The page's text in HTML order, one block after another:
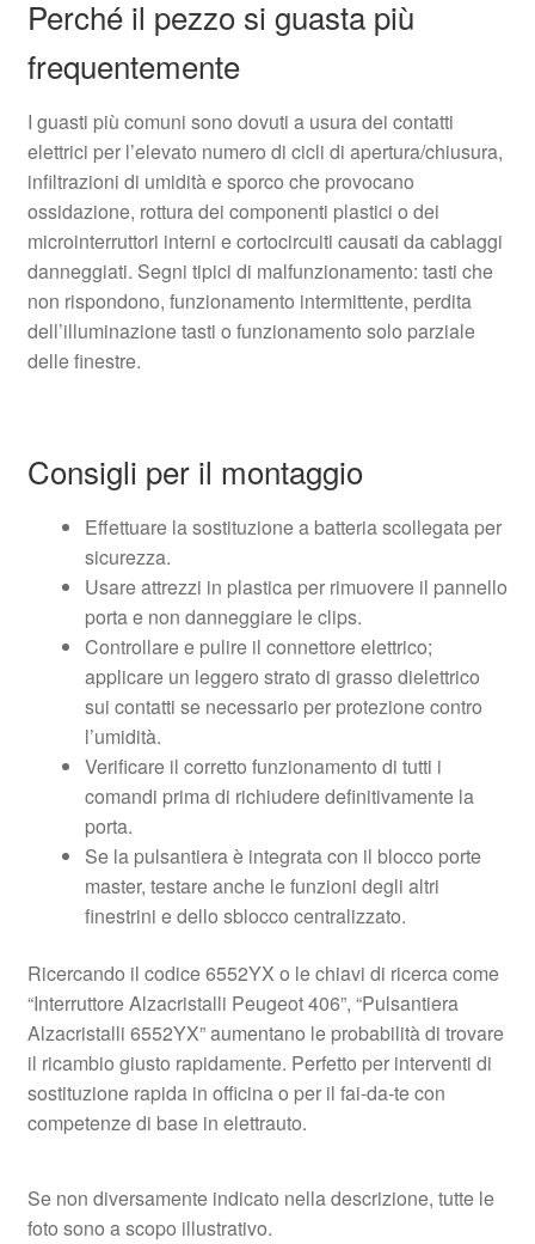
Perché il pezzo si guasta più
frequentemente
I guasti più comuni sono dovuti a usura dei contatti
elettrici per l’elevato numero di cicli di apertura/chiusura,
infiltrazioni di umidità e sporco che provocano
ossidazione, rottura dei componenti plastici o dei
microinterruttori interni e cortocircuiti causati da cablaggi
danneggiati. Segni tipici di malfunzionamento: tasti che
non rispondono, funzionamento intermittente, perdita
dell’illuminazione tasti o funzionamento solo parziale
delle finestre.
Consigli per il montaggio
Effettuare la sostituzione a batteria scollegata per
sicurezza.
Usare attrezzi in plastica per rimuovere il pannello
porta e non danneggiare le clips.
Controllare e pulire il connettore elettrico;
applicare un leggero strato di grasso dielettrico
sui contatti se necessario per protezione contro
l’umidità.
Verificare il corretto funzionamento di tutti i
comandi prima di richiudere definitivamente la
porta.
Se la pulsantiera è integrata con il blocco porte
master, testare anche le funzioni degli altri
finestrini e dello sblocco centralizzato.
Ricercando il codice 6552YX o le chiavi di ricerca come
“Interruttore Alzacristalli Peugeot 406”, “Pulsantiera
Alzacristalli 6552YX” aumentano le probabilità di trovare
il ricambio giusto rapidamente. Perfetto per interventi di
sostituzione rapida in officina o per il fai‑da‑te con
competenze di base in elettrauto.
Se non diversamente indicato nella descrizione, tutte le
foto sono a scopo illustrativo.